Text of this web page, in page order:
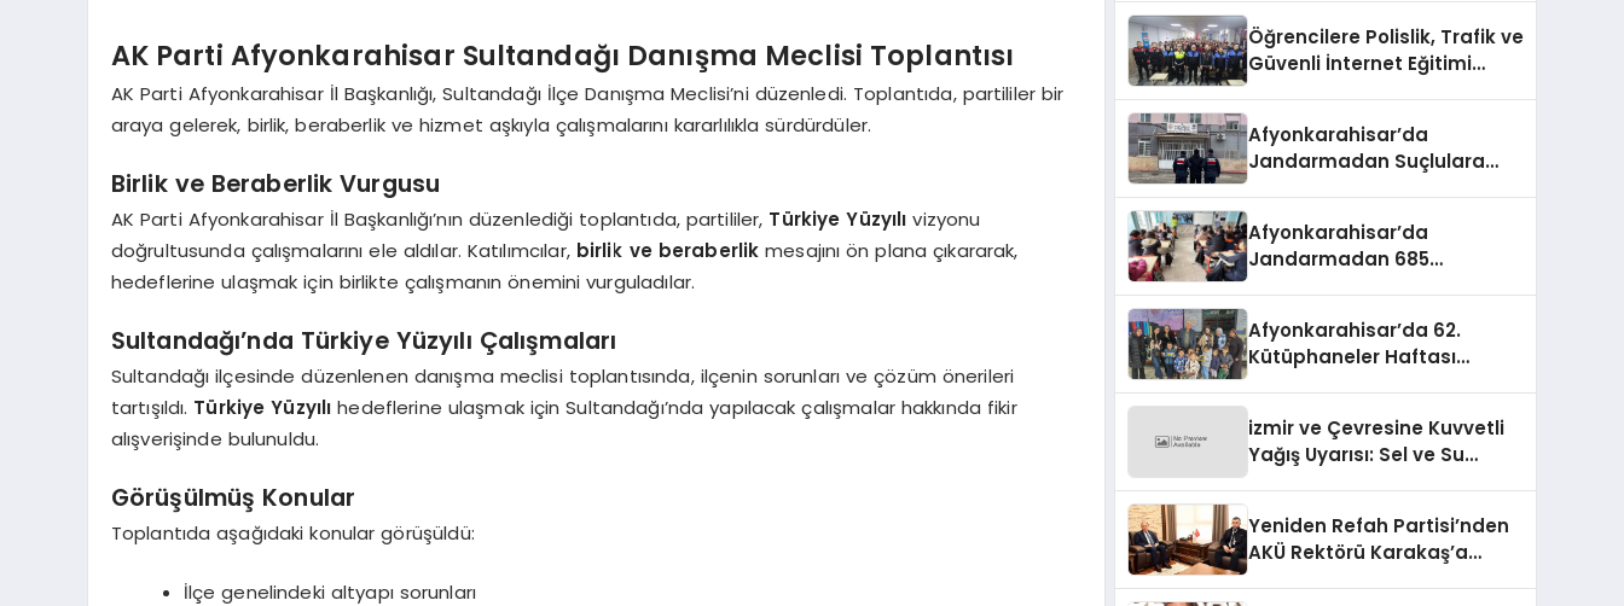
AK Parti Afyonkarahisar Sultandağı Danışma Meclisi Toplantısı
AK Parti Afyonkarahisar İl Başkanlığı, Sultandağı İlçe Danışma Meclisi’ni düzenledi. Toplantıda, partililer bir
araya gelerek, birlik, beraberlik ve hizmet aşkıyla çalışmalarını kararlılıkla sürdürdüler.
Birlik ve Beraberlik Vurgusu
AK Parti Afyonkarahisar İl Başkanlığı’nın düzenlediği toplantıda, partililer, Türkiye Yüzyılı vizyonu
doğrultusunda çalışmalarını ele aldılar. Katılımcılar, birlik ve beraberlik mesajını ön plana çıkararak,
hedeflerine ulaşmak için birlikte çalışmanın önemini vurguladılar.
Sultandağı’nda Türkiye Yüzyılı Çalışmaları
Sultandağı ilçesinde düzenlenen danışma meclisi toplantısında, ilçenin sorunları ve çözüm önerileri
tartışıldı. Türkiye Yüzyılı hedeflerine ulaşmak için Sultandağı’nda yapılacak çalışmalar hakkında fikir
alışverişinde bulunuldu.
Görüşülmüş Konular
Toplantıda aşağıdaki konular görüşüldü:
İlçe genelindeki altyapı sorunları
Öğrencilere Polislik, Trafik ve
Güvenli İnternet Eğitimi
Afyonkarahisar’da
Jandarmadan Suçlulara
Afyonkarahisar’da
Jandarmadan 685
Afyonkarahisar’da 62.
Kütüphaneler Haftası
izmir ve Çevresine Kuvvetli
Yağış Uyarısı: Sel ve Su
Yeniden Refah Partisi’nden
AKÜ Rektörü Karakaş’a